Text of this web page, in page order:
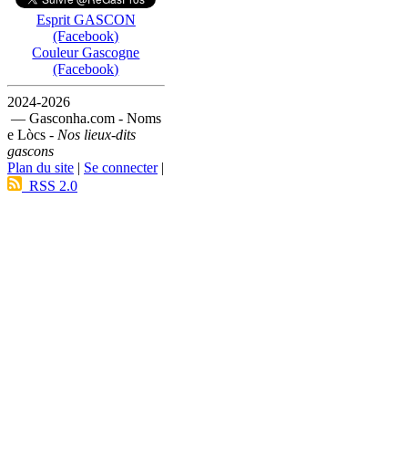
Esprit GASCON
(Facebook)
Couleur Gascogne
(Facebook)
2024-2026
— Gasconha.com - Noms
e Lòcs - Nos lieux-dits
gascons
Plan du site | Se connecter|
RSS 2.0